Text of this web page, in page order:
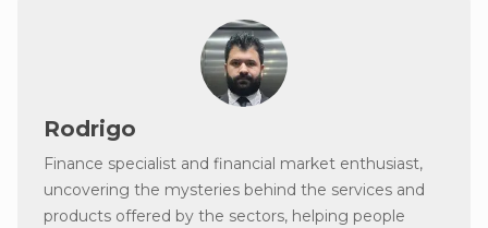
Rodrigo
Finance specialist and financial market enthusiast,
uncovering the mysteries behind the services and
products offered by the sectors, helping people